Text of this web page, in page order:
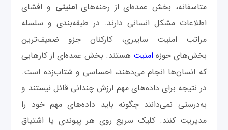
متاسفانه، بخش عمده‌ای از رخنه‌هایامنیتی و افشای
اطلاعات مشکل انسانی دارند. در طبقه‌بندی و سلسله
مراتب امنیت سایبری، کارکنان جزو ضعیف‌ترین
بخش‌های حوزهامنیت هستند. بخش عمده‌ای از کارهایی
که انسان‌ها انجام می‌دهند، احساسی و شتاب‌زده است.
در نتیجه برای داده‌های مهم ارزش چندانی قائل نیستند و
به‌درستی نمی‌دانند چگونه باید داده‌های مهم خود را
مدیریت کنند. کلیک سریع روی هر پیوندی یا اشتیاق